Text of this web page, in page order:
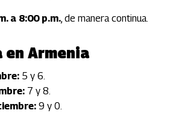
a 8:00 p.m., de manera continua.
en Armenia
5 y 6.
7 y 8.
9 y 0.